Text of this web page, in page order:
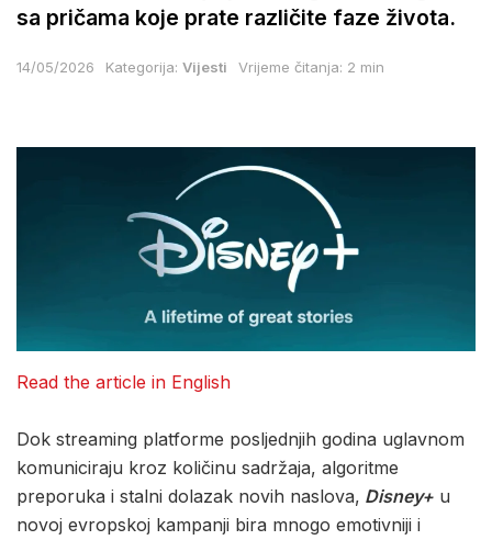
sa pričama koje prate različite faze života.
14/05/2026 Kategorija: Vijesti Vrijeme čitanja: 2 min
Read the article in English
Dok streaming platforme posljednjih godina uglavnom
komuniciraju kroz količinu sadržaja, algoritme
preporuka i stalni dolazak novih naslova, Disney+ u
novoj evropskoj kampanji bira mnogo emotivniji i